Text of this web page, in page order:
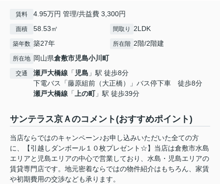
賃料 4.95万円 管理/共益費 3,300円
面積 58.53㎡ 間取り 2LDK
築年数 築27年 所在階 2階/2階建
所在地 岡山県倉敷市児島小川町
交通 瀬戸大橋線 「 児島 」駅 徒歩8分
下電バス「藤原組前（大正橋）」バス停下車 徒歩8分
瀬戸大橋線 「上の町」駅 徒歩39分
サンテラス京Ａのコメント(おすすめポイント)
当店ならではのキャンペーン♪お申し込みいただいた全ての方
に、【引越しダンボール１０枚プレゼント☆】当店は倉敷市水島
エリアと児島エリアの中心で営業しており、水島・児島エリアの
賃貸専門店です。地元密着ならではの物件紹介はもちろん、家賃
や初期費用の交渉なども承ります。